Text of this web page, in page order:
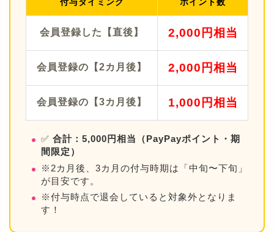
付与タイミング ポイント数
会員登録した【直後】 2,000円相当
会員登録の【2カ月後】 2,000円相当
会員登録の【3カ月後】 1,000円相当
✅ 合計：5,000円相当（PayPayポイント・期
間限定）
※2カ月後、3カ月の付与時期は「中旬〜下旬」
が目安です。
※付与時点で退会していると対象外となりま
す！